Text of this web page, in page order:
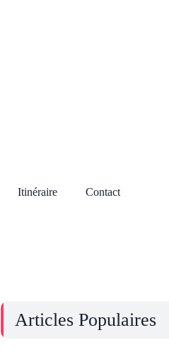
Itinéraire Contact
Articles Populaires